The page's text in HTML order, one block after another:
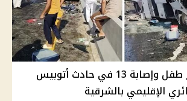
بالأسماء.. مصرع طفل وإصابة 13 في حادث أتوبيس
الإقليمي بالشرقية